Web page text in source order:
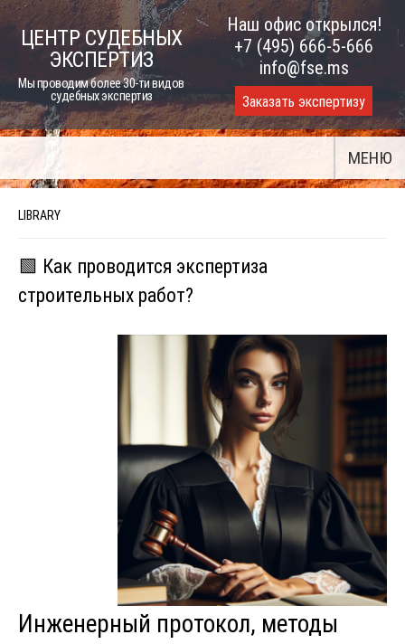
Skip
ЦЕНТР СУДЕБНЫХ
ЭКСПЕРТИЗ
Мы проводим более 30-ти видов
судебных экспертиз
Наш офис открылся!
+7 (495) 666-5-666
info@fse.ms
Заказать экспертизу
МЕНЮ
LIBRARY
🟩 Как проводится экспертиза
строительных работ?
Инженерный протокол, методы